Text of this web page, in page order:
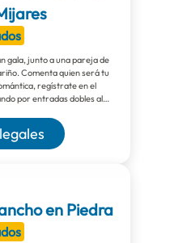
gala, junto a una pareja de
Comenta quien será tu
regístrate en el
por entradas dobles al
en Piedra